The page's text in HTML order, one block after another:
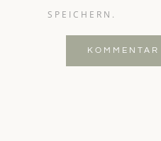
SPEICHERN.